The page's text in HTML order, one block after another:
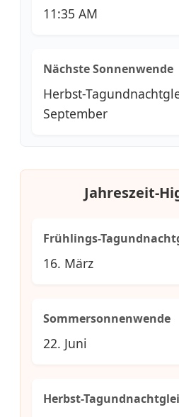
11:35 AM
Nächste Sonnenwende
Herbst-
September
Jahreszeit-
Frühlings-
16. März
Sommersonnenwende
22. Juni
Herbst-